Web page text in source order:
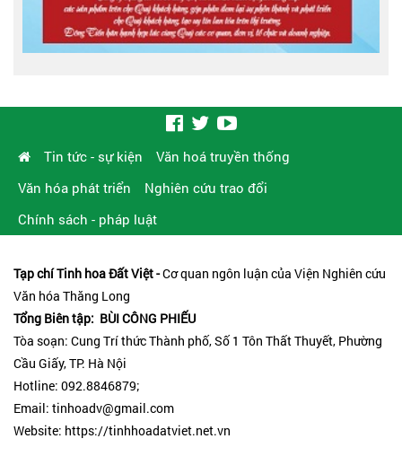
Tin tức - sự kiện
Văn hoá truyền thống
Văn hóa phát triển
Nghiên cứu trao đổi
Chính sách - pháp luật
Tạp chí Tinh hoa Đất Việt -Cơ quan ngôn luận của Viện Nghiên cứu
Văn hóa Thăng Long
Tổng Biên tập: BÙI CÔNG PHIẾU
Tòa soạn: Cung Trí thức Thành phố, Số 1 Tôn Thất Thuyết, Phường
Cầu Giấy, TP. Hà Nội
Hotline: 092.8846879;
Email: tinhoadv@gmail.com
Website: https://tinhhoadatviet.net.vn